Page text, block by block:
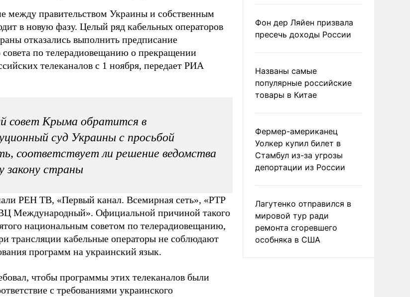
между правительством Украины и собственным
в новую фазу. Целый ряд кабельных операторов
отказались выполнить предписание
совета по телерадиовещанию о прекращении
телеканалов с 1 ноября, передает РИА
совет Крыма обратится в
суд Украины с просьбой
соответствует ли решение ведомства
закону страны
РЕН ТВ, «Первый канал. Всемирная сеть», «РТР
Международный». Официальной причиной такого
национальным советом по телерадиовещанию,
трансляции кабельные операторы не соблюдают
программ на украинский язык.
чтобы программы этих телеканалов были
с требованиями украинского
Фон дер Ляйен призвала
пресечь доходы России
Названы самые
популярные российские
товары в Китае
Фермер-американец
Уолкер купил билет в
Стамбул из-за угрозы
депортации из России
Лагутенко отправился в
мировой тур ради
ремонта сгоревшего
особняка в США